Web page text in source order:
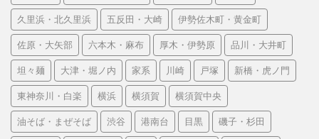
久里浜・北久里浜 五反田・大崎 伊勢佐木町・黄金町
佐原・大矢部 六本木・麻布 厚木・伊勢原 品川・大井町
坦々麺 大津・堀ノ内 家系 川崎 戸塚 新橋・虎ノ門
東神奈川・白楽 横浜 横須賀 横須賀中央
油そば・まぜそば 渋谷 港南台 目黒 磯子・杉田